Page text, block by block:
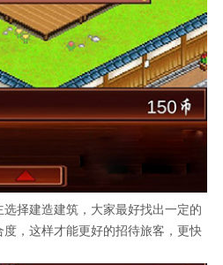
择建造建筑，大家最好找出一定的
，这样才能更好的招待旅客，更快